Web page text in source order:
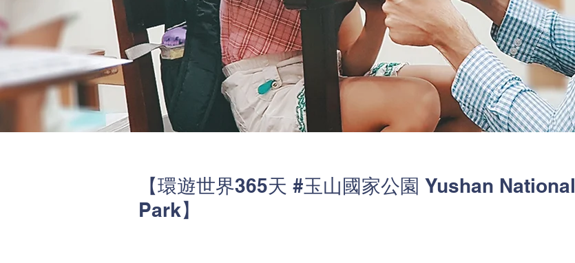
【環遊世界365天 #玉山國家公園 Yushan National
Park】